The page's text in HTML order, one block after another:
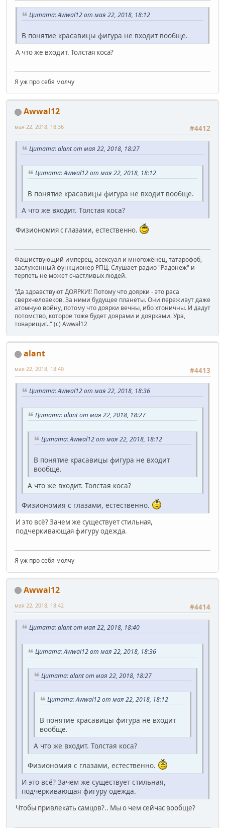
Цитата: Awwal12 от мая 22, 2018, 18:12
В понятие красавицы фигура не входит вообще.
А что же входит. Толстая коса?
Я уж про себя молчу
Awwal12
#4412
мая 22, 2018, 18:36
Цитата: alant от мая 22, 2018, 18:27
Цитата: Awwal12 от мая 22, 2018, 18:12
В понятие красавицы фигура не входит вообще.
А что же входит. Толстая коса?
Физиономия с глазами, естественно.
Фашиствующий имперец, асексуал и многожёнец, татарофоб,
заслуженный функционер РПЦ. Слушает радио "Радонеж" и
терпеть не может счастливых людей.
"Да здравствуют ДОЯРКИ!! Потому что доярки - это раса
сверхчеловеков. За ними будущее планеты. Они переживут даже
атомную войну, потому что доярки вечны, ибо хтоничны. И дадут
потомство, которое тоже будет доярами и доярками. Ура,
товарищи!.." (c) Awwal12
alant
#4413
мая 22, 2018, 18:40
Цитата: Awwal12 от мая 22, 2018, 18:36
Цитата: alant от мая 22, 2018, 18:27
Цитата: Awwal12 от мая 22, 2018, 18:12
В понятие красавицы фигура не входит
вообще.
А что же входит. Толстая коса?
Физиономия с глазами, естественно.
И это всё? Зачем же существует стильная,
подчеркивающая фигуру одежда.
Я уж про себя молчу
Awwal12
#4414
мая 22, 2018, 18:42
Цитата: alant от мая 22, 2018, 18:40
Цитата: Awwal12 от мая 22, 2018, 18:36
Цитата: alant от мая 22, 2018, 18:27
Цитата: Awwal12 от мая 22, 2018, 18:12
В понятие красавицы фигура не входит
вообще.
А что же входит. Толстая коса?
Физиономия с глазами, естественно.
И это всё? Зачем же существует стильная,
подчеркивающая фигуру одежда.
Чтобы привлекать самцов?.. Мы о чем сейчас вообще?